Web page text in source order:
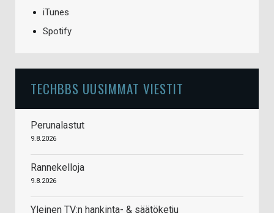
iTunes
Spotify
TECHBBS UUSIMMAT VIESTIT
Perunalastut
9.8.2026
Rannekelloja
9.8.2026
Yleinen TV:n hankinta- & säätöketju